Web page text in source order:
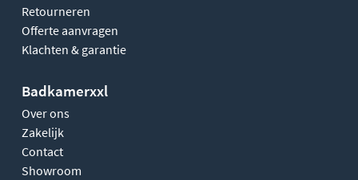
Retourneren
Offerte aanvragen
Klachten & garantie
Badkamerxxl
Over ons
Zakelijk
Contact
Showroom